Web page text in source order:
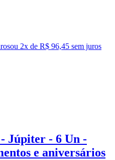
ou 2x de R$ 96,45 sem juros
Júpiter - 6 Un -
e aniversários